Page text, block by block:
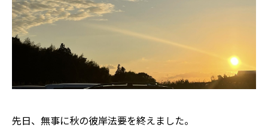
先日、無事に秋の彼岸法要を終えました。